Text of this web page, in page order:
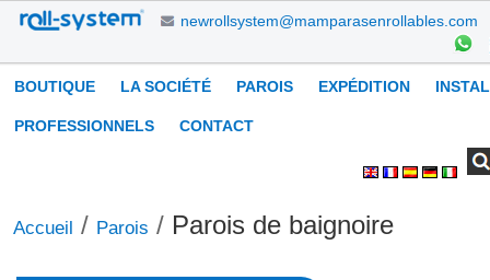
Aller
contenu.
Aller
newrollsystem@mamparasenrollables.com
Navigation
BOUTIQUE LA SOCIÉTÉ PAROIS EXPÉDITION
PROFESSIONNELS CONTACT
Accueil / Parois / Parois de baignoire